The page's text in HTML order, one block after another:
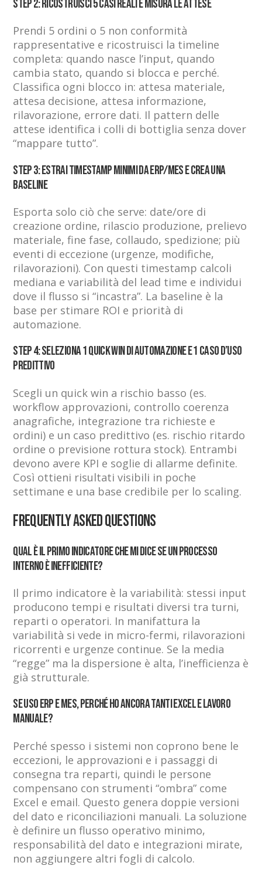
Step 2: Ricostruisci 5 casi reali e misura le attese
Prendi 5 ordini o 5 non conformità
rappresentative e ricostruisci la timeline
completa: quando nasce l’input, quando
cambia stato, quando si blocca e perché.
Classifica ogni blocco in: attesa materiale,
attesa decisione, attesa informazione,
rilavorazione, errore dati. Il pattern delle
attese identifica i colli di bottiglia senza dover
“mappare tutto”.
Step 3: Estrai timestamp minimi da ERP/MES e crea una
baseline
Esporta solo ciò che serve: date/ore di
creazione ordine, rilascio produzione, prelievo
materiale, fine fase, collaudo, spedizione; più
eventi di eccezione (urgenze, modifiche,
rilavorazioni). Con questi timestamp calcoli
mediana e variabilità del lead time e individui
dove il flusso si “incastra”. La baseline è la
base per stimare ROI e priorità di
automazione.
Step 4: Seleziona 1 quick win di automazione e 1 caso d’uso
predittivo
Scegli un quick win a rischio basso (es.
workflow approvazioni, controllo coerenza
anagrafiche, integrazione tra richieste e
ordini) e un caso predittivo (es. rischio ritardo
ordine o previsione rottura stock). Entrambi
devono avere KPI e soglie di allarme definite.
Così ottieni risultati visibili in poche
settimane e una base credibile per lo scaling.
Frequently Asked Questions
Qual è il primo indicatore che mi dice se un processo
interno è inefficiente?
Il primo indicatore è la variabilità: stessi input
producono tempi e risultati diversi tra turni,
reparti o operatori. In manifattura la
variabilità si vede in micro-fermi, rilavorazioni
ricorrenti e urgenze continue. Se la media
“regge” ma la dispersione è alta, l’inefficienza è
già strutturale.
Se uso ERP e MES, perché ho ancora tanti Excel e lavoro
manuale?
Perché spesso i sistemi non coprono bene le
eccezioni, le approvazioni e i passaggi di
consegna tra reparti, quindi le persone
compensano con strumenti “ombra” come
Excel e email. Questo genera doppie versioni
del dato e riconciliazioni manuali. La soluzione
è definire un flusso operativo minimo,
responsabilità del dato e integrazioni mirate,
non aggiungere altri fogli di calcolo.